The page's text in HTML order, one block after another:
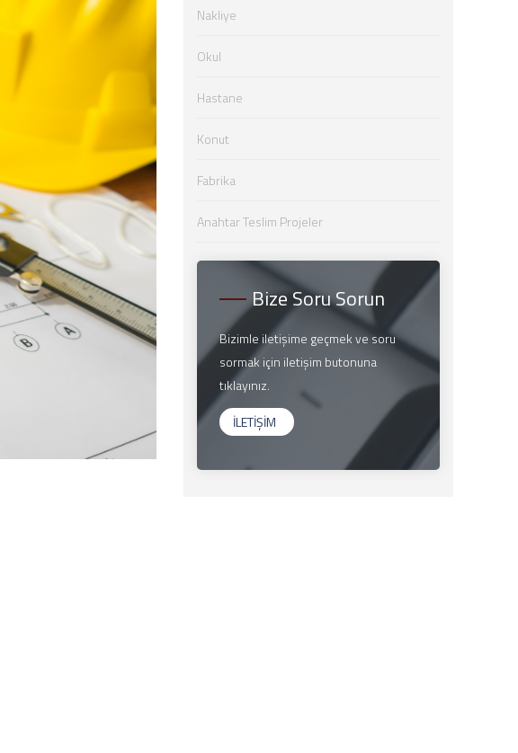
Nakliye
Okul
Hastane
Konut
Fabrika
Anahtar Teslim Projeler
Bize Soru Sorun
Bizimle iletişime geçmek ve soru
sormak için iletişim butonuna
tıklayınız.
İLETİŞİM